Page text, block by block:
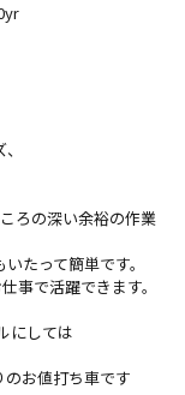
ろの深い余裕の作業
たって簡単です。
事で活躍できます。
にしては
お値打ち車です